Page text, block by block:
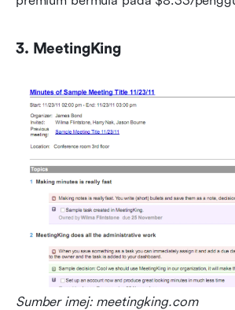
3. MeetingKing
Sumber imej: meetingking.com